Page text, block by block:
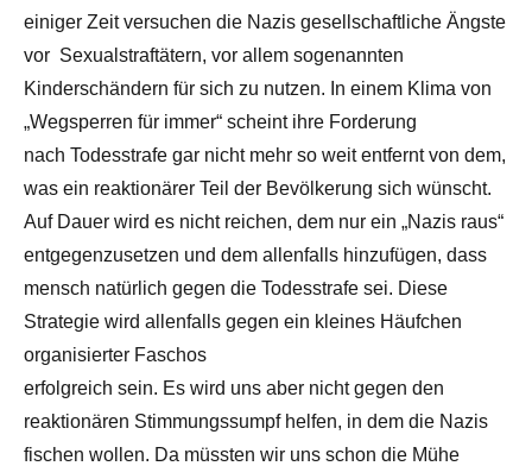
einiger Zeit versuchen die Nazis gesellschaftliche Ängste
vor Sexualstraftätern, vor allem sogenannten
Kinderschändern für sich zu nutzen. In einem Klima von
„Wegsperren für immer“ scheint ihre Forderung
nach Todesstrafe gar nicht mehr so weit entfernt von dem,
was ein reaktionärer Teil der Bevölkerung sich wünscht.
Auf Dauer wird es nicht reichen, dem nur ein „Nazis raus“
entgegenzusetzen und dem allenfalls hinzufügen, dass
mensch natürlich gegen die Todesstrafe sei. Diese
Strategie wird allenfalls gegen ein kleines Häufchen
organisierter Faschos
erfolgreich sein. Es wird uns aber nicht gegen den
reaktionären Stimmungssumpf helfen, in dem die Nazis
fischen wollen. Da müssten wir uns schon die Mühe